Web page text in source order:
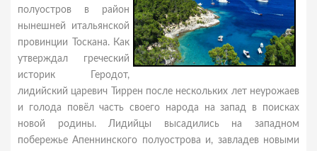
полуостров в район
нынешней итальянской
провинции Тоскана. Как
утверждал греческий
историк Геродот,
лидийский царевич Тиррен после нескольких лет неурожаев
и голода повёл часть своего народа на запад в поисках
новой родины. Лидийцы высадились на западном
побережье Апеннинского полуострова и, завладев новыми